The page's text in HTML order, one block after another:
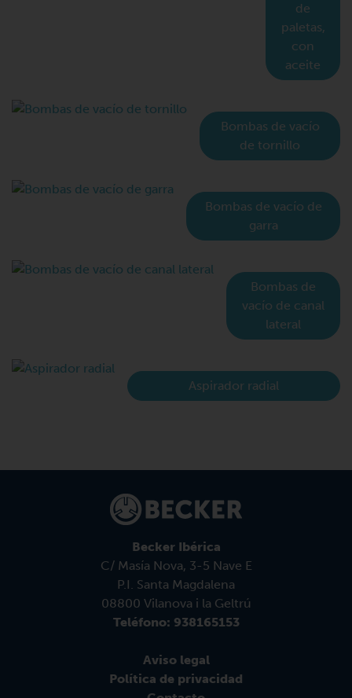
de
paletas,
con
aceite
Bombas de vacío
de tornillo
Bombas de vacío de
garra
Bombas de
vacío de canal
lateral
Aspirador radial
Becker Ibérica
C/ Masía Nova, 3-5 Nave E
P.I. Santa Magdalena
08800 Vilanova i la Geltrú
Teléfono: 938165153
Aviso legal
Política de privacidad